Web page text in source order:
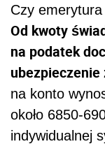
Czy
Od kwoty
na podatek
na konto
około 6850-
indywidualnej